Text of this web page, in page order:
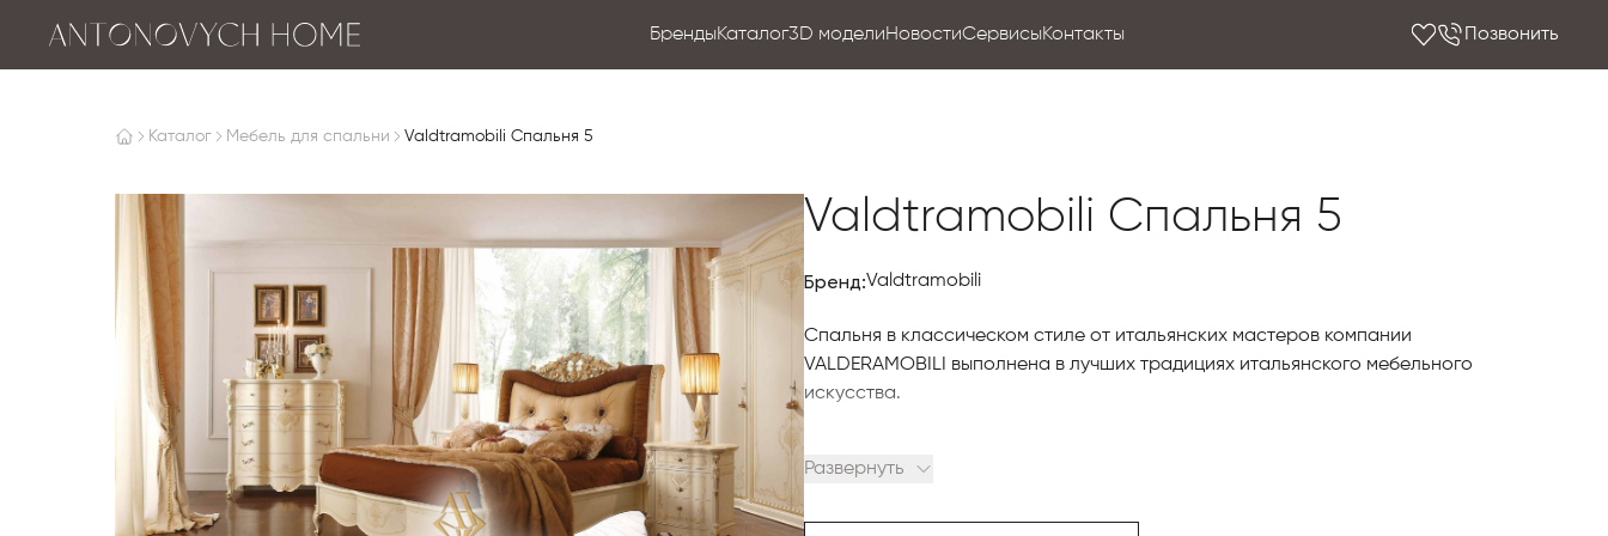
БрендыКаталог3D моделиНовостиСервисыКонтакты Позвонить
Каталог Мебель для спальни Valdtramobili Спальня 5
Valdtramobili Спальня 5
Бренд:Valdtramobili
Спальня в классическом стиле от итальянских мастеров компании
VALDERAMOBILI выполнена в лучших традициях итальянского мебельного
искусства.
экологичные материалы и качественная фурнитура, отвечающая всем
Развернуть